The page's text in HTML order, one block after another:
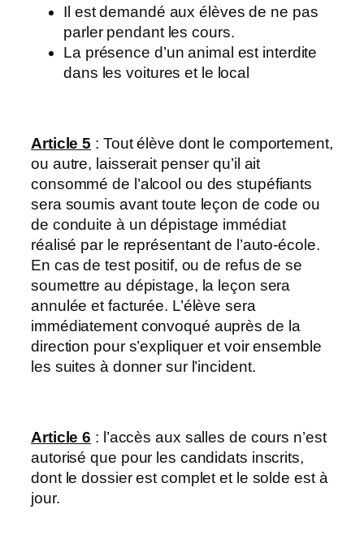
Il est demandé aux élèves de ne pas
parler pendant les cours.
La présence d’un animal est interdite
dans les voitures et le local
Article 5 : Tout élève dont le comportement,
ou autre, laisserait penser qu’il ait
consommé de l’alcool ou des stupéfiants
sera soumis avant toute leçon de code ou
de conduite à un dépistage immédiat
réalisé par le représentant de l’auto-école.
En cas de test positif, ou de refus de se
soumettre au dépistage, la leçon sera
annulée et facturée. L’élève sera
immédiatement convoqué auprès de la
direction pour s’expliquer et voir ensemble
les suites à donner sur l’incident.
Article 6 : l’accès aux salles de cours n’est
autorisé que pour les candidats inscrits,
dont le dossier est complet et le solde est à
jour.